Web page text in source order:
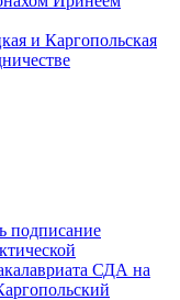
и Каргопольская
подписание
СДА на